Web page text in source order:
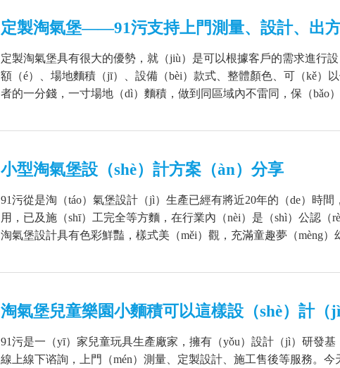
定製淘氣堡——91污支持上門測量、設計、出
定製淘氣堡具有很大的優勢，就（jiù）是可以根據客戶的需求進行
額（é）、場地麵積（jī）、設備（bèi）款式、整體顏色、可（kě）
者的一分錢，一寸場地（dì）麵積，做到同區域內不雷同，保（bǎo
小型淘氣堡設（shè）計方案（àn）分享
91污從是淘（táo）氣堡設計（jì）生產已經有將近20年的（de）時間
用，已及施（shī）工完全等方麵，在行業內（nèi）是（shì）公認（
淘氣堡設計具有色彩鮮豔，樣式美（měi）觀，充滿童趣夢（mèng）
淘氣堡兒童樂園小麵積可以這樣設（shè）計（jì
91污是一（yī）家兒童玩具生產廠家，擁有（yǒu）設計（jì）研發
線上線下谘詢，上門（mén）測量、定製設計、施工售後等服務。